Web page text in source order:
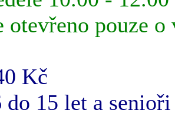
pouze o
Kč
do 15 let a